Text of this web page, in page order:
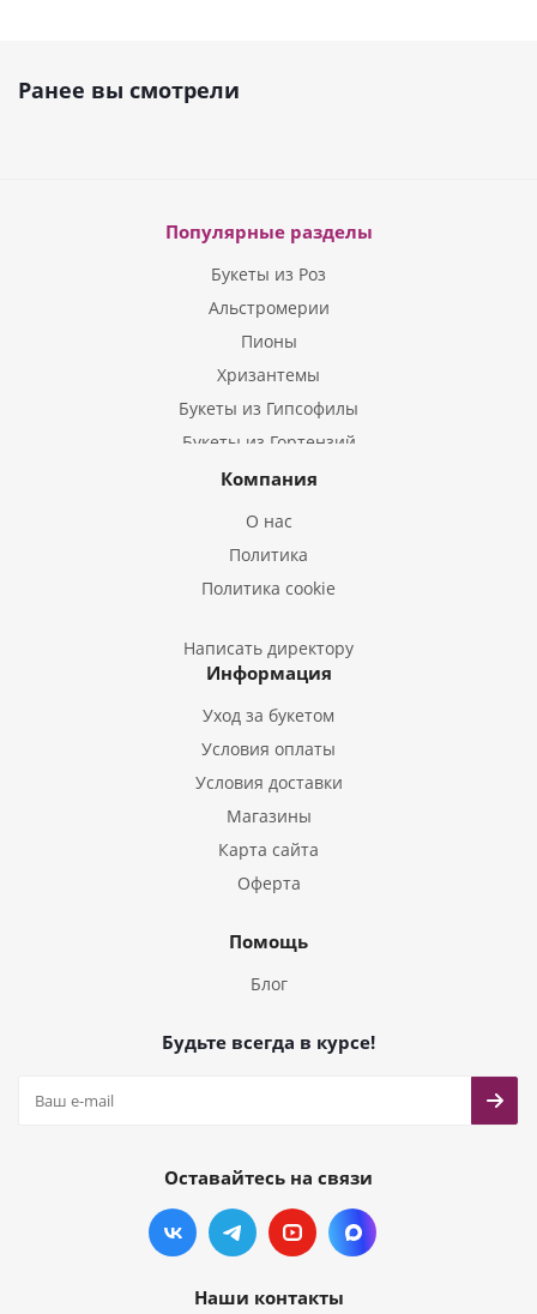
Ранее вы смотрели
Популярные разделы
Букеты из Роз
Альстромерии
Пионы
Хризантемы
Букеты из Гипсофилы
Букеты из Гортензий
Букеты из Ирисов
Букеты из Эустом
Букеты из Гладиолусов
Букеты из Тюльпанов
Компания
О нас
Политика
Политика cookie
Написать директору
Информация
Уход за букетом
Условия оплаты
Условия доставки
Магазины
Карта сайта
Оферта
Помощь
Блог
Будьте всегда в курсе!
Оставайтесь на связи
Наши контакты